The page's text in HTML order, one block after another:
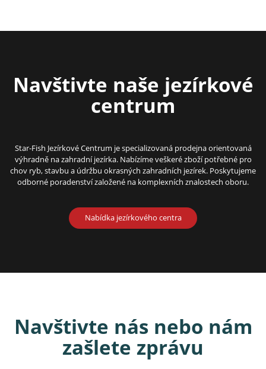
Navštivte naše jezírkové
centrum
Star-Fish Jezírkové Centrum je specializovaná prodejna orientovaná
výhradně na zahradní jezírka. Nabízíme veškeré zboží potřebné pro
chov ryb, stavbu a údržbu okrasných zahradních jezírek. Poskytujeme
odborné poradenství založené na komplexních znalostech oboru.
Nabídka jezírkového centra
Navštivte nás nebo nám
zašlete zprávu